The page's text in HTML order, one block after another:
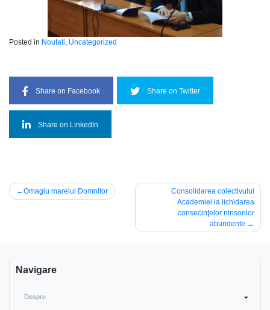
Posted in Noutati Uncategorized
Share on Facebook Share on Twitter
Share on LinkedIn
Navigare
Omagiu marelui Domnitor
Consolidarea colectivului
Academiei la lichidarea
consecinţelor ninsorilor
abundente
Navigare
Despre